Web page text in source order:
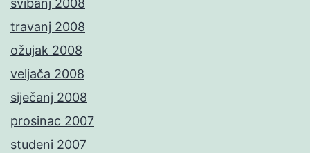
svibanj 2008
travanj 2008
ožujak 2008
veljača 2008
siječanj 2008
prosinac 2007
studeni 2007